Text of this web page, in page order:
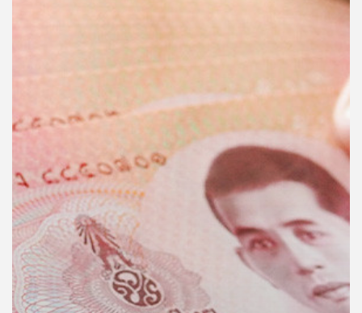
คุณ
เพลง
บทความ
ข่าว